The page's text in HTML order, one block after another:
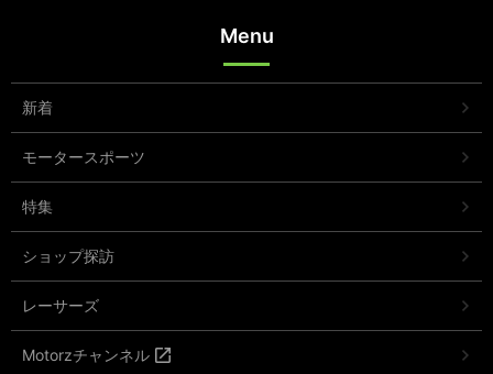
Menu
新着
モータースポーツ
特集
ショップ探訪
レーサーズ
Motorzチャンネル